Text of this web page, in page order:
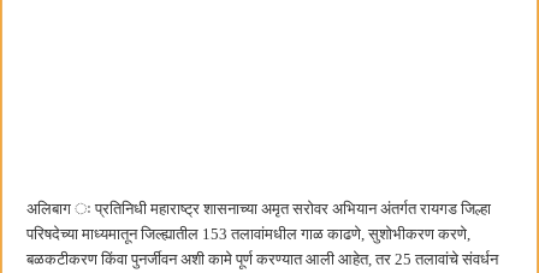
अलिबाग ः प्रतिनिधी महाराष्ट्र शासनाच्या अमृत सरोवर अभियान अंतर्गत रायगड जिल्हा
परिषदेच्या माध्यमातून जिल्ह्यातील 153 तलावांमधील गाळ काढणे, सुशोभीकरण करणे,
बळकटीकरण किंवा पुनर्जीवन अशी कामे पूर्ण करण्यात आली आहेत, तर 25 तलावांचे संवर्धन